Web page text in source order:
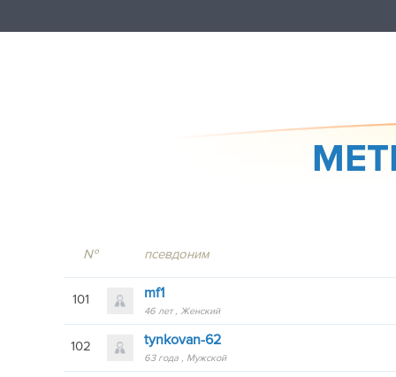
№ псевдоним
101 mf1
46 лет Женский
102 tynkovan-62
63 года Мужской